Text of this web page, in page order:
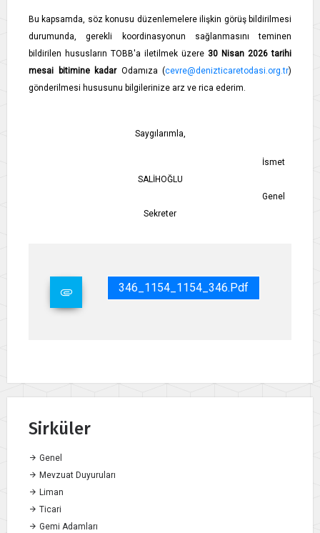
Bu kapsamda, söz konusu düzenlemelere ilişkin görüş bildirilmesi
durumunda, gerekli koordinasyonun sağlanmasını teminen
bildirilen hususların TOBB'a iletilmek üzere 30 Nisan 2026 tarihi
mesai bitimine kadarOdamıza (cevre@denizticaretodasi.org.tr)
gönderilmesi hususunu bilgilerinize arz ve rica ederim.
Saygılarımla,
İsmet
SALİHOĞLU
Genel
Sekreter
346_1154_1154_346.pdf
Sirküler
Genel
Mevzuat Duyuruları
Liman
Ticari
Gemi Adamları